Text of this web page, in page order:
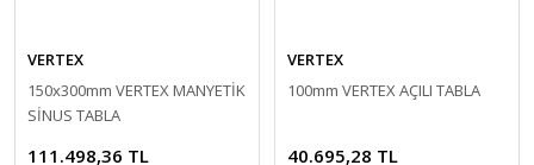
VERTEX
150x300mm VERTEX MANYETİK
SİNUS TABLA
111.498,36 TL
VERTEX
100mm VERTEX AÇILI TABLA
40.695,28 TL